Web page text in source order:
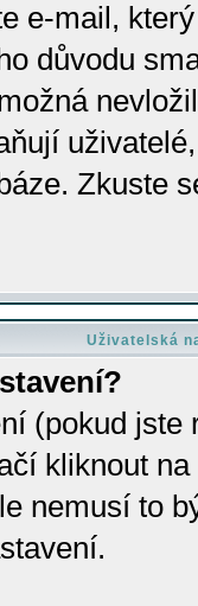
e-mail,
důvodu
Zkuste
Uživatelská
(pokud
kliknout
nemusí to